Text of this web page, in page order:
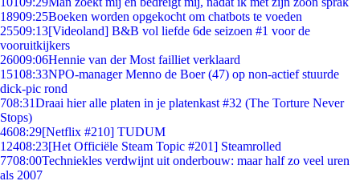
18909:25Boeken worden opgekocht om chatbots te voeden
25509:13[Videoland] B&B vol liefde 6de seizoen #1 voor de
vooruitkijkers
26009:06Hennie van der Most failliet verklaard
15108:33NPO-manager Menno de Boer (47) op non-actief stuurde
dick-pic rond
708:31Draai hier alle platen in je platenkast #32 (The Torture Never
Stops)
4608:29[Netflix #210] TUDUM
12408:23[Het Officiële Steam Topic #201] Steamrolled
7708:00Techniekles verdwijnt uit onderbouw: maar half zo veel uren
als 2007